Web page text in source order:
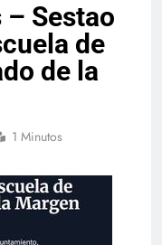
Sestao
de
de la
1 Minutos